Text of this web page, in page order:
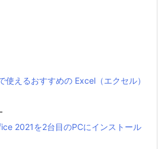
使えるおすすめの Excel（エクセル）
2021を2台目のPCにインストール